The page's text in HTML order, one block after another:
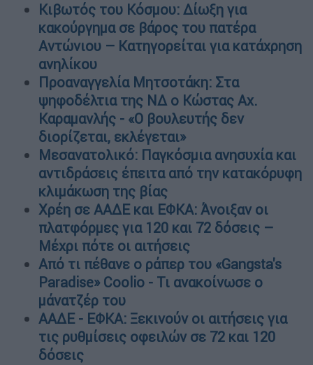
Κιβωτός του Κόσμου: Δίωξη για
κακούργημα σε βάρος του πατέρα
Αντώνιου – Κατηγορείται για κατάχρηση
ανηλίκου
Προαναγγελία Μητσοτάκη: Στα
ψηφοδέλτια της ΝΔ ο Κώστας Αχ.
Καραμανλής - «Ο βουλευτής δεν
διορίζεται, εκλέγεται»
Μεσανατολικό: Παγκόσμια ανησυχία και
αντιδράσεις έπειτα από την κατακόρυφη
κλιμάκωση της βίας
Χρέη σε ΑΑΔΕ και ΕΦΚΑ: Άνοιξαν οι
πλατφόρμες για 120 και 72 δόσεις –
Μέχρι πότε οι αιτήσεις
Από τι πέθανε ο ράπερ του «Gangsta's
Paradise» Coolio - Τι ανακοίνωσε ο
μάνατζέρ του
ΑΑΔΕ - ΕΦΚΑ: Ξεκινούν οι αιτήσεις για
τις ρυθμίσεις οφειλών σε 72 και 120
δόσεις